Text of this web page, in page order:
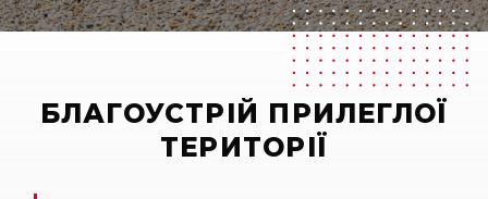
БЛАГОУСТРІЙ ПРИЛЕГЛОЇ
ТЕРИТОРІЇ